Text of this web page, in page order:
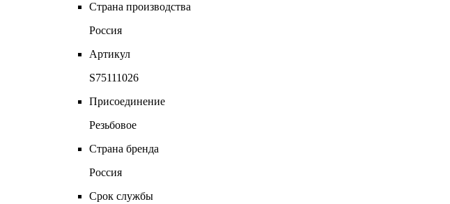
Страна производства
Россия
Артикул
S75111026
Присоединение
Резьбовое
Страна бренда
Россия
Срок службы